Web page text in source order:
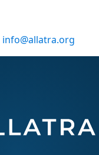
info@allatra.org